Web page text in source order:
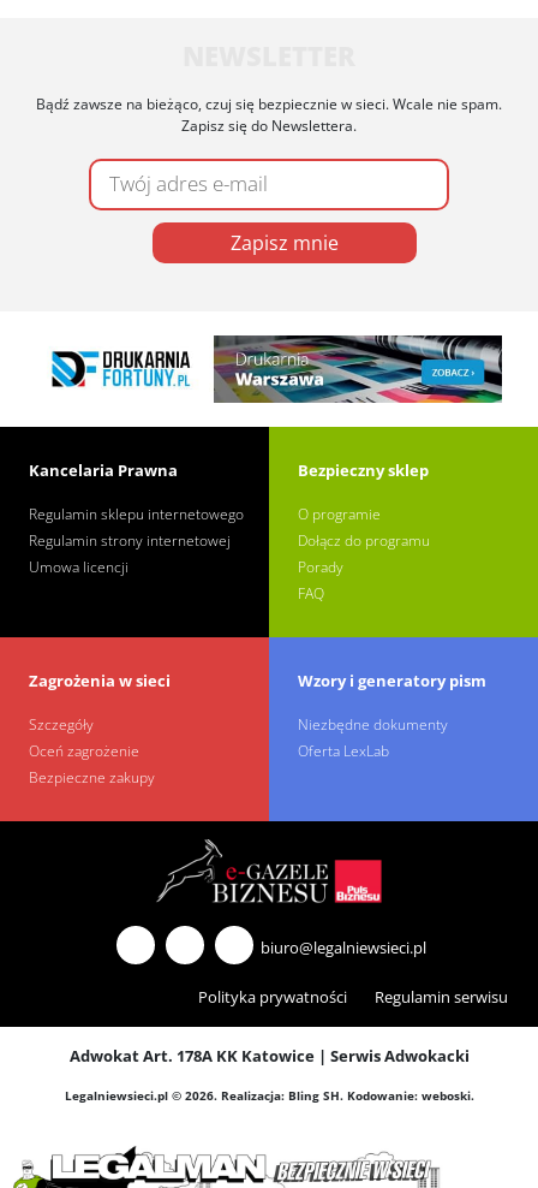
użytkowników stało
otworem przed
2026 roku. Co
zmieniło się dla
Bądź zawsze na bieżąco, czuj się bezpiecznie w sieci. Wcale nie spam.
Zapisz się do Newslettera.
Zapisz mnie
Kancelaria Prawna
Regulamin sklepu internetowego
Regulamin strony internetowej
Umowa licencji
Bezpieczny sklep
O programie
Dołącz do programu
Porady
FAQ
Zagrożenia w sieci
Szczegóły
Oceń zagrożenie
Bezpieczne zakupy
Wzory i generatory pism
Niezbędne dokumenty
Oferta LexLab
biuro@legalniewsieci.pl
Polityka prywatności Regulamin serwisu
Adwokat Art. 178A KK Katowice| Serwis Adwokacki
Legalniewsieci.pl © 2026. Realizacja: Bling SH. Kodowanie: weboski.